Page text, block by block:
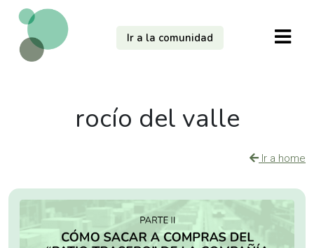
Ir a la comunidad
rocío del valle
Ir a home